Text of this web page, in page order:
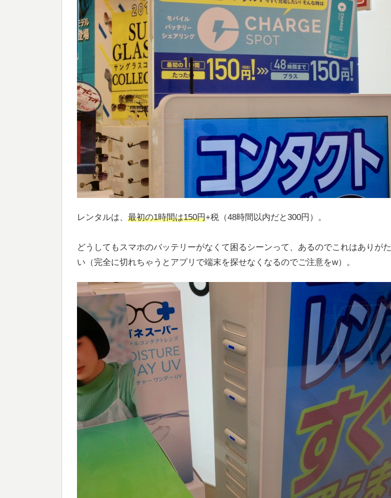
レンタルは、 最初の1時間は150円+税（48時間以内だと300円）。
どうしてもスマホのバッテリーがなくて困るシーンって、あるのでこれはありがた
い（完全に切れちゃうとアプリで端末を探せなくなるのでご注意をw）。